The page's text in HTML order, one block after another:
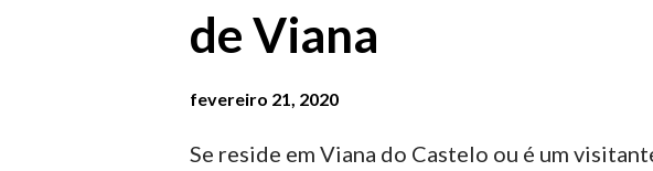
de Viana
fevereiro 21, 2020
Se reside em Viana do Castelo ou é um